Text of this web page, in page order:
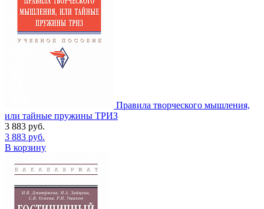
Правила творческого мышления,
или тайные пружины ТРИЗ
3 883 руб.
3 883 руб.
В корзину